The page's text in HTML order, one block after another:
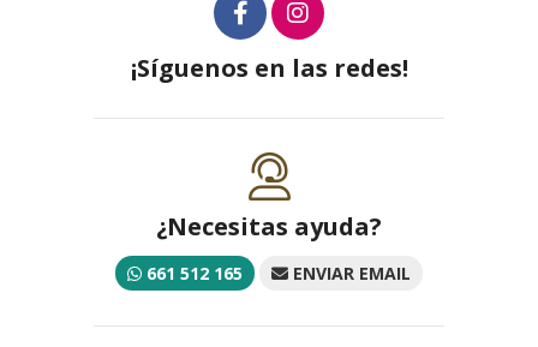
¡Síguenos en las redes!
¿Necesitas ayuda?
661 512 165 ENVIAR EMAIL